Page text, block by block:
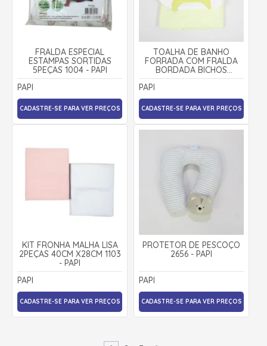
FRALDA ESPECIAL
ESTAMPAS SORTIDAS
5PEÇAS 1004 - PAPI
PAPI
CADASTRE-SE PARA VER PREÇOS
TOALHA DE BANHO
FORRADA COM FRALDA
BORDADA BICHOS
SORTIDOS 1938 - PAPI
PAPI
CADASTRE-SE PARA VER PREÇOS
KIT FRONHA MALHA LISA
2PEÇAS 40CM X28CM 1103
- PAPI
PAPI
CADASTRE-SE PARA VER PREÇOS
PROTETOR DE PESCOÇO
2656 - PAPI
PAPI
CADASTRE-SE PARA VER PREÇOS